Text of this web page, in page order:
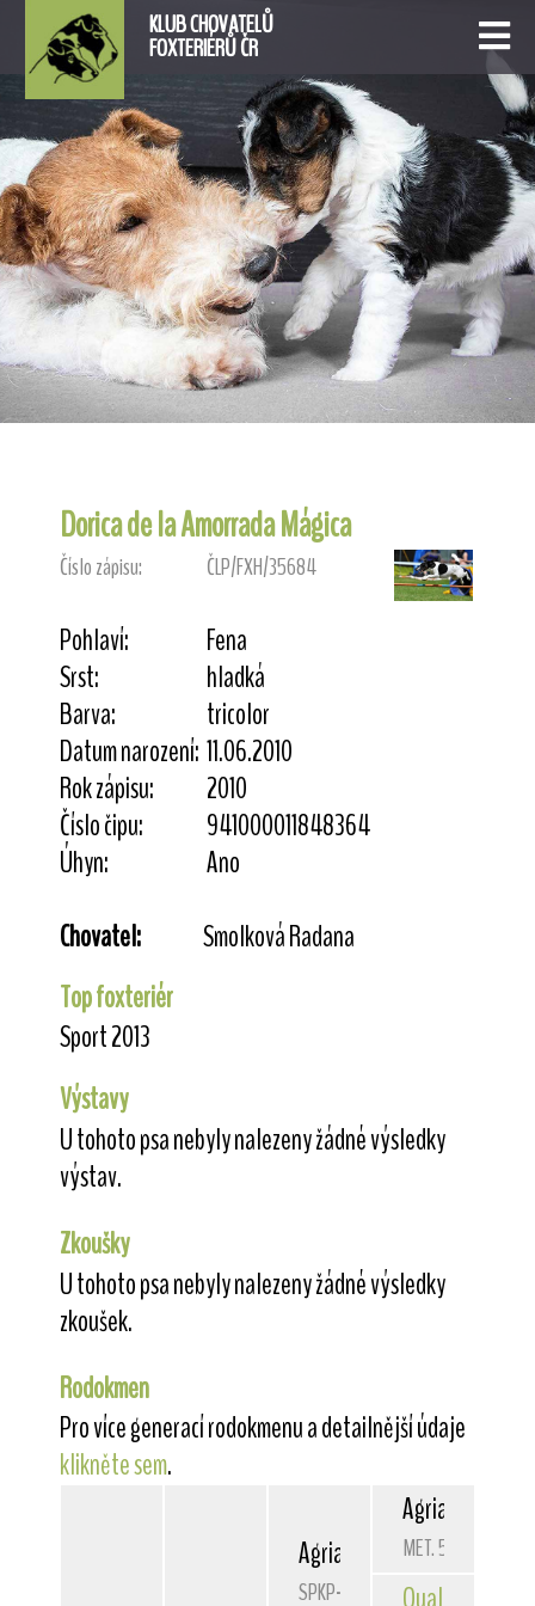
KLUB CHOVATELŮ
FOXTERIÉRŮ ČR
Dorica de la Amorrada Mágica
Číslo zápisu: ČLP/FXH/35684
Pohlaví:
Fena
Srst:
hladká
Barva:
tricolor
Datum narození: 11.06.2010
Rok zápisu:
2010
Číslo čipu:
941000011848364
Úhyn:
Ano
Chovatel:
Smolková Radana
Top foxteriér
Sport 2013
Výstavy
U tohoto psa nebyly nalezeny žádné výsledky
výstav.
Zkoušky
U tohoto psa nebyly nalezeny žádné výsledky
zkoušek.
Rodokmen
Pro více generací rodokmenu a detailnější údaje
klikněte sem.
Agria Wild World
SPKP-2492
Agria
MET. 5306/03